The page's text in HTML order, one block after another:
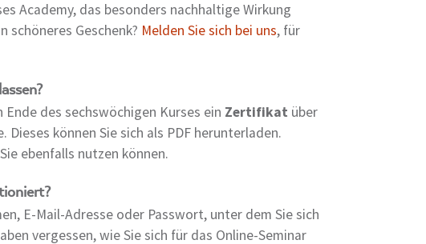
Academy, das besonders nachhaltige Wirkung
schöneres Geschenk? Melden Sie sich bei uns, für
des sechswöchigen Kurses ein Zertifikat über
Dieses können Sie sich als PDF herunterladen.
ebenfalls nutzen können.
E-Mail-Adresse oder Passwort, unter dem Sie sich
vergessen, wie Sie sich für das Online-Seminar